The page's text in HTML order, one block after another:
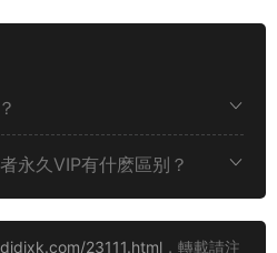
永久VIP有什麽區别？
23111.html ，轉載請注